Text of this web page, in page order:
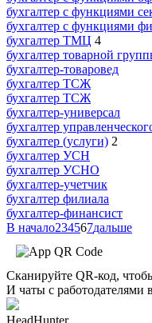
бухгалтер с функциями
бухгалтер с функциями
бухгалтер ТМЦ 4
бухгалтер товарной
бухгалтер-товаровед
бухгалтер ТСЖ
бухгалтер ТСЖ
бухгалтер-универсал
бухгалтер
бухгалтер (услуги) 2
бухгалтер УСН
бухгалтер УСНО
бухгалтер-учетчик
бухгалтер филиала
бухгалтер-финансист
В начало234567дальше
Сканируйте QR-код,
И чаты с работодателями
HeadHunter